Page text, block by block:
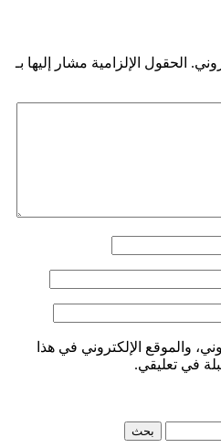
الحقول الإلزامية مشار إليها بـ
والموقع الإلكتروني في هذا
في تعليقي.